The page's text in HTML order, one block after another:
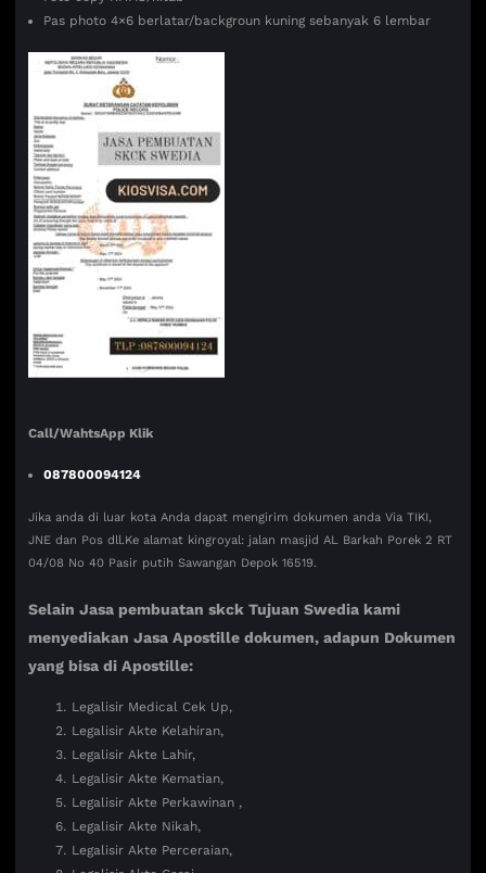
Pas photo 4×6 berlatar/backgroun kuning sebanyak 6 lembar
Call/WahtsApp Klik
087800094124
Jika anda di luar kota Anda dapat mengirim dokumen anda Via TIKI,
JNE dan Pos dll.Ke alamat kingroyal: jalan masjid AL Barkah Porek 2 RT
04/08 No 40 Pasir putih Sawangan Depok 16519.
Selain Jasa pembuatan skck Tujuan Swedia kami
menyediakan Jasa Apostille dokumen, adapun Dokumen
yang bisa di Apostille:
Legalisir Medical Cek Up,
Legalisir Akte Kelahiran,
Legalisir Akte Lahir,
Legalisir Akte Kematian,
Legalisir Akte Perkawinan ,
Legalisir Akte Nikah,
Legalisir Akte Perceraian,